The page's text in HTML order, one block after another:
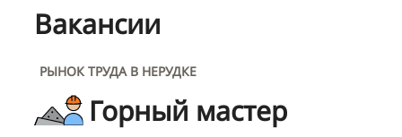
Вакансии
РЫНОК ТРУДА В НЕРУДКЕ
Горный мастер